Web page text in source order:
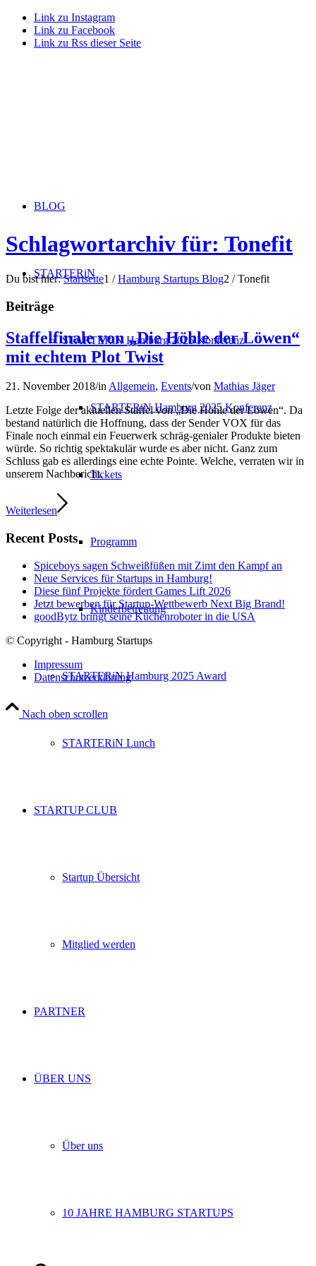
Link zu Instagram
Link zu Facebook
Link zu Rss dieser Seite
BLOG
STARTERiN
STARTERiN Hamburg 2025 Konferenz
STARTERiN Hamburg 2025 Konferenz
Tickets
Programm
Kinderbetreuung
STARTERiN Hamburg 2025 Award
STARTERiN Lunch
STARTUP CLUB
Startup Übersicht
Mitglied werden
PARTNER
ÜBER UNS
Über uns
10 JAHRE HAMBURG STARTUPS
Schlagwortarchiv für: Tonefit
Du bist hier: Startseite1 / Hamburg Startups Blog2 / Tonefit
Beiträge
Staffelfinale von „Die Höhle der Löwen“
mit echtem Plot Twist
21. November 2018/inAllgemein, Events/von Mathias Jäger
Letzte Folge der aktuellen Staffel von „Die Höhle der Löwen“. Da
bestand natürlich die Hoffnung, dass der Sender VOX für das
Finale noch einmal ein Feuerwerk schräg-genialer Produkte bieten
würde. So richtig spektakulär wurde es aber nicht. Ganz zum
Schluss gab es allerdings eine echte Pointe. Welche, verraten wir in
unserem Nachbericht.
Weiterlesen
Recent Posts
Spiceboys sagen Schweißfüßen mit Zimt den Kampf an
Neue Services für Startups in Hamburg!
Diese fünf Projekte fördert Games Lift 2026
Jetzt bewerben für Startup-Wettbewerb Next Big Brand!
goodBytz bringt seine Küchenroboter in die USA
© Copyright - Hamburg Startups
Impressum
Datenschutzerklärung
Nach oben scrollen